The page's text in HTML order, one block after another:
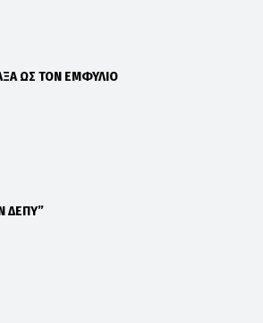
ΩΣ ΤΟΝ ΕΜΦΥΛΙΟ
ΔΕΠΥ”